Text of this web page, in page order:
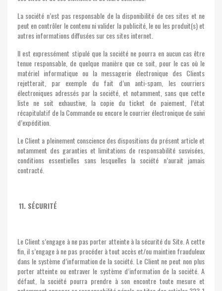
La société n’est pas responsable de la disponibilité de ces sites et ne
peut en contrôler le contenu ni valider la publicité, le ou les produit(s) et
autres informations diffusées sur ces sites internet.
Il est expressément stipulé que la société ne pourra en aucun cas être
tenue responsable, de quelque manière que ce soit, pour le cas où le
matériel informatique ou la messagerie électronique des Clients
rejetterait, par exemple du fait d’un anti-spam, les courriers
électroniques adressés par la société, et notamment, sans que cette
liste ne soit exhaustive, la copie du ticket de paiement, l’état
récapitulatif de la Commande ou encore le courrier électronique de suivi
d’expédition.
Le Client a pleinement conscience des dispositions du présent article et
notamment des garanties et limitations de responsabilité susvisées,
conditions essentielles sans lesquelles la société n’aurait jamais
contracté.
11. SÉCURITÉ
Le Client s’engage à ne pas porter atteinte à la sécurité du Site. A cette
fin, il s’engage à ne pas procéder à tout accès et/ou maintien frauduleux
dans le système d’information de la société. Le Client ne peut non plus
porter atteinte ou entraver le système d’information de la société. A
défaut, la société pourra prendre à son encontre toute mesure et